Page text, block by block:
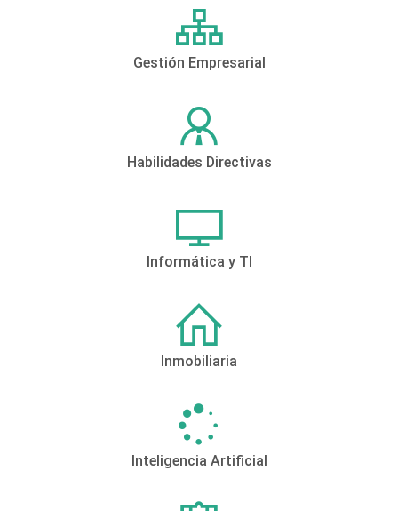
Gestión Empresarial
Habilidades Directivas
Informática y TI
Inmobiliaria
Inteligencia Artificial